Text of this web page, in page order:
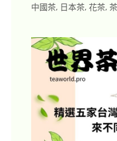
中國茶, 日本茶, 花茶,